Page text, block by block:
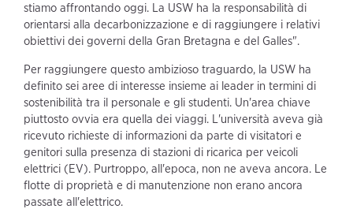
stiamo affrontando oggi. La USW ha la responsabilità di
orientarsi alla decarbonizzazione e di raggiungere i relativi
obiettivi dei governi della Gran Bretagna e del Galles".
Per raggiungere questo ambizioso traguardo, la USW ha
definito sei aree di interesse insieme ai leader in termini di
sostenibilità tra il personale e gli studenti. Un'area chiave
piuttosto ovvia era quella dei viaggi. L'università aveva già
ricevuto richieste di informazioni da parte di visitatori e
genitori sulla presenza di stazioni di ricarica per veicoli
elettrici (EV). Purtroppo, all'epoca, non ne aveva ancora. Le
flotte di proprietà e di manutenzione non erano ancora
passate all'elettrico.